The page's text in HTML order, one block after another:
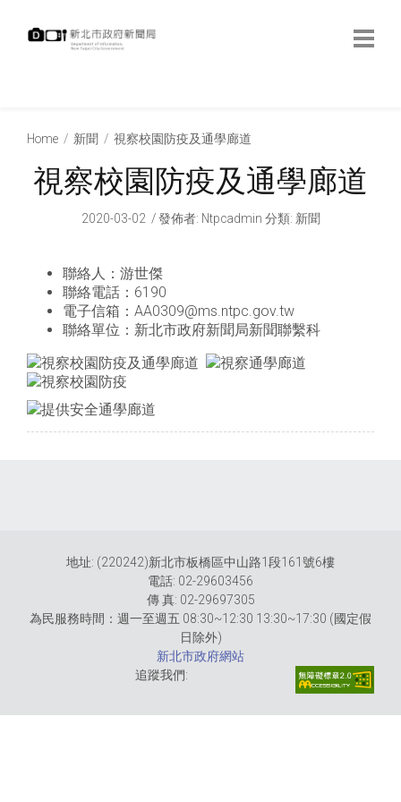
Home 新聞 視察校園防疫及通學廊道
視察校園防疫及通學廊道
2020-03-02 發佈者: Ntpcadmin 分類: 新聞
聯絡人：游世傑
聯絡電話：6190
電子信箱：AA0309@ms.ntpc.gov.tw
聯絡單位：新北市政府新聞局新聞聯繫科
地址: (220242)新北市板橋區中山路1段161號6樓
電話: 02-29603456
傳 真: 02-29697305
為民服務時間：週一至週五 08:30~12:30 13:30~17:30 (國定假
日除外)
新北市政府網站
追蹤我們: